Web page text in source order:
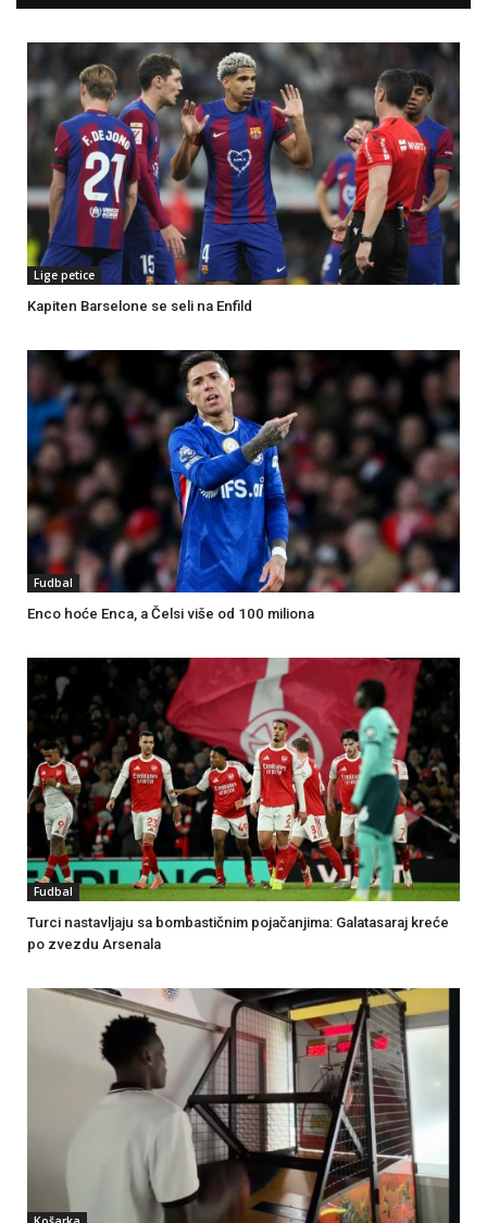
Lige petice
Kapiten Barselone se seli na Enfild
Fudbal
Enco hoće Enca, a Čelsi više od 100 miliona
Fudbal
Turci nastavljaju sa bombastičnim pojačanjima: Galatasaraj kreće
po zvezdu Arsenala